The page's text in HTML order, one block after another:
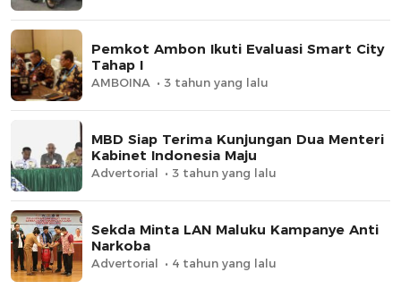
Pemkot Ambon Ikuti Evaluasi Smart City
Tahap I
AMBOINA 3 tahun yang lalu
MBD Siap Terima Kunjungan Dua Menteri
Kabinet Indonesia Maju
Advertorial 3 tahun yang lalu
Sekda Minta LAN Maluku Kampanye Anti
Narkoba
Advertorial 4 tahun yang lalu